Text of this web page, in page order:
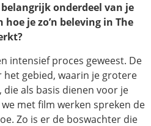
belangrijk onderdeel van je
je zo’n beleving in The
intensief proces geweest. De
gebied, waarin je grotere
als basis dienen voor je
met film werken spreken de
Zo is er de boswachter die